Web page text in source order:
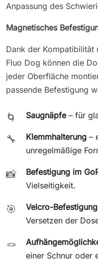
Anpassung des
Magnetisches
Dank der Kompatibilität
Fluo Dog können die
jeder Oberfläche
passende Befestigung
🌀 Saugnäpfe– für
🔧 Klemmhalterung –
unregelmäßige
📸 Befestigung im
Vielseitigkeit.
🎯 Velcro-Befestigung
Versetzen der
🪢
einer Schnur oder